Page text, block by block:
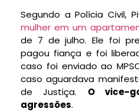
Segundo a Polícia Civil,
mulher em um
de 7 de julho. Ele foi
pagou fiança e foi
caso foi enviado ao
caso aguardava
de Justiça. O vice-
agressões.